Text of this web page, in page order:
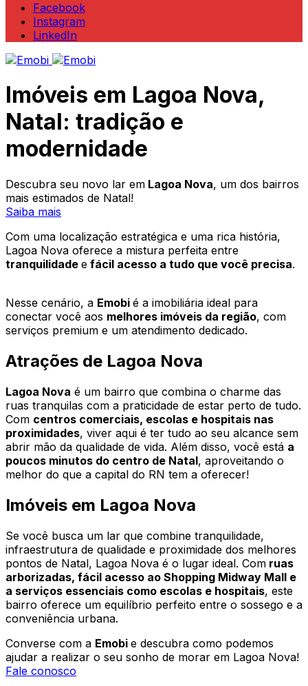
Facebook
Instagram
LinkedIn
Imóveis em Lagoa Nova,
Natal: tradição e
modernidade
Descubra seu novo lar em Lagoa Nova, um dos bairros
mais estimados de Natal!
Saiba mais
Com uma localização estratégica e uma rica história,
Lagoa Nova oferece a mistura perfeita entre
tranquilidade e fácil acesso a tudo que você precisa.
Nesse cenário, a Emobi é a imobiliária ideal para
conectar você aos melhores imóveis da região, com
serviços premium e um atendimento dedicado.
Atrações de Lagoa Nova
Lagoa Nova é um bairro que combina o charme das
ruas tranquilas com a praticidade de estar perto de tudo.
Com centros comerciais, escolas e hospitais nas
proximidades, viver aqui é ter tudo ao seu alcance sem
abrir mão da qualidade de vida. Além disso, você está a
poucos minutos do centro de Natal, aproveitando o
melhor do que a capital do RN tem a oferecer!
Imóveis em Lagoa Nova
Se você busca um lar que combine tranquilidade,
infraestrutura de qualidade e proximidade dos melhores
pontos de Natal, Lagoa Nova é o lugar ideal. Com ruas
arborizadas, fácil acesso ao Shopping Midway Mall e
a serviços essenciais como escolas e hospitais, este
bairro oferece um equilíbrio perfeito entre o sossego e a
conveniência urbana.
Converse com a Emobi e descubra como podemos
ajudar a realizar o seu sonho de morar em Lagoa Nova!
Fale conosco